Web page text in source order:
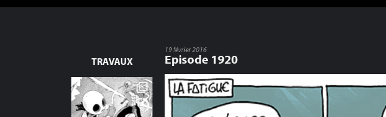
TRAVAUX
19 février 2016
Episode 1920